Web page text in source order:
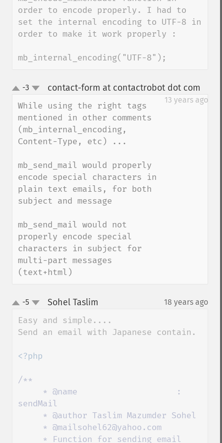
order to encode properly. I had to
set the internal encoding to UTF-8 in
order to make it work properly :
mb_internal_encoding("UTF-8");
up-3 contact-form at contactrobot dot com
13 years ago
While using the right tags
mentioned in other comments
(mb_internal_encoding,
Content-Type, etc) ...
mb_send_mail would properly
encode special characters in
plain text emails, for both
subject and message
mb_send_mail would not
properly encode special
characters in subject for
multi-part messages
(text+html)
up-5 Sohel Taslim 18 years ago
Easy and simple....
Send an email with Japanese contain.
<?php
/**
sendMail